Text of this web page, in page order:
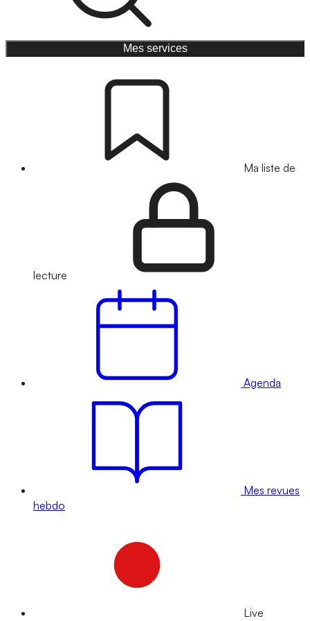
Mes services
Ma liste de
lecture
Agenda
Mes revues
hebdo
Live